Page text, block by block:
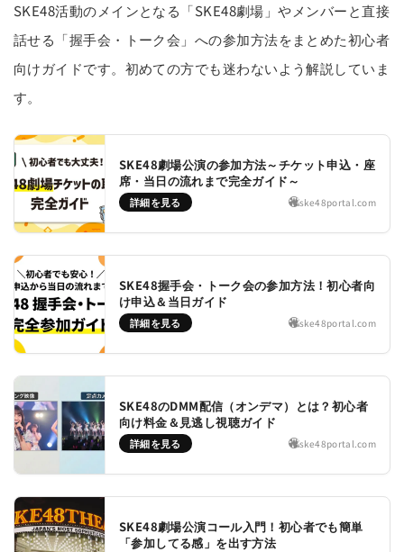
SKE48活動のメインとなる「SKE48劇場」やメンバーと直接
話せる「握手会・トーク会」への参加方法をまとめた初心者
向けガイドです。初めての方でも迷わないよう解説していま
す。
SKE48劇場公演の参加方法～チケット申込・座
席・当日の流れまで完全ガイド～
詳細を見る ske48portal.com
SKE48握手会・トーク会の参加方法！初心者向
け申込＆当日ガイド
詳細を見る ske48portal.com
SKE48のDMM配信（オンデマ）とは？初心者
向け料金＆見逃し視聴ガイド
詳細を見る ske48portal.com
SKE48劇場公演コール入門！初心者でも簡単
「参加してる感」を出す方法